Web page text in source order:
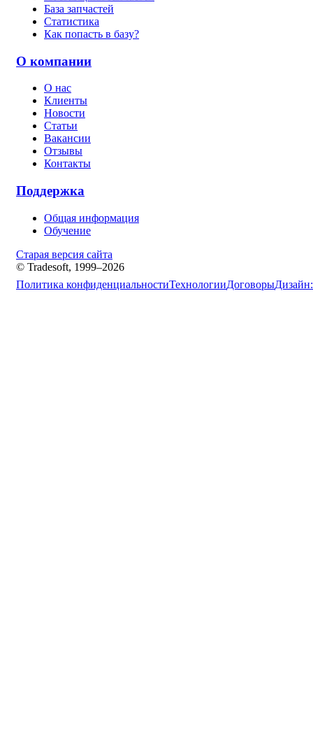
База запчастей
Статистика
Как попасть в базу?
О компании
О нас
Клиенты
Новости
Статьи
Вакансии
Отзывы
Контакты
Поддержка
Общая информация
Обучение
Старая версия сайта
© Tradesoft, 1999–2026
Политика конфиденциальностиТехнологииДоговорыДизайн: